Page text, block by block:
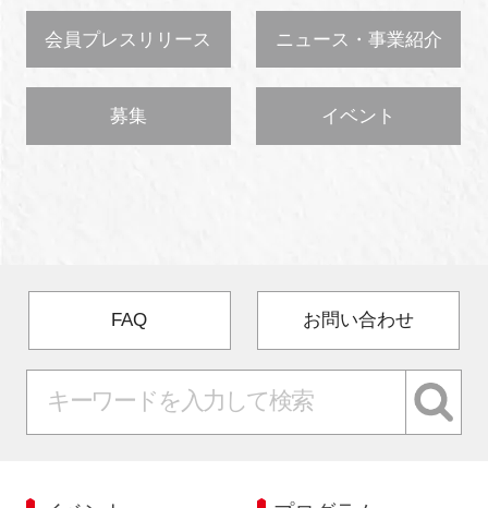
会員プレスリリース ニュース・事業紹介
募集 イベント
FAQ お問い合わせ